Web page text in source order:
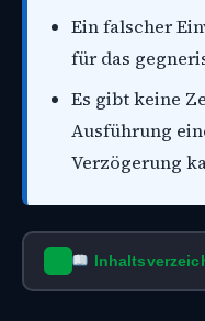
Ein falscher
für das
Es gibt keine
Ausführung
Verzögerung